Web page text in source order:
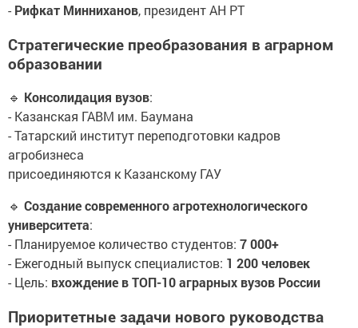
- Рифкат Минниханов, президент АН РТ
Стратегические преобразования в аграрном
образовании
🔹 Консолидация вузов:
- Казанская ГАВМ им. Баумана
- Татарский институт переподготовки кадров
агробизнеса
присоединяются к Казанскому ГАУ
🔹 Создание современного агротехнологического
университета:
- Планируемое количество студентов: 7 000+
- Ежегодный выпуск специалистов: 1 200 человек
- Цель: вхождение в ТОП-10 аграрных вузов России
Приоритетные задачи нового руководства